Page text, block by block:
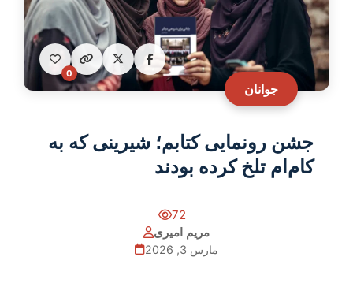
جوانان
0
جشن رونمایی کتابم؛ شیرینی که به
کام‌ام تلخ کرده بودند
72
مریم امیری
مارس 3, 2026